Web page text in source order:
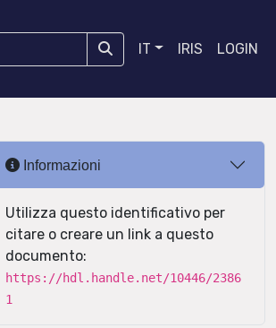
IT IRIS LOGIN
Informazioni
Utilizza questo identificativo per
citare o creare un link a questo
documento:
https://hdl.handle.net/10446/2386
1